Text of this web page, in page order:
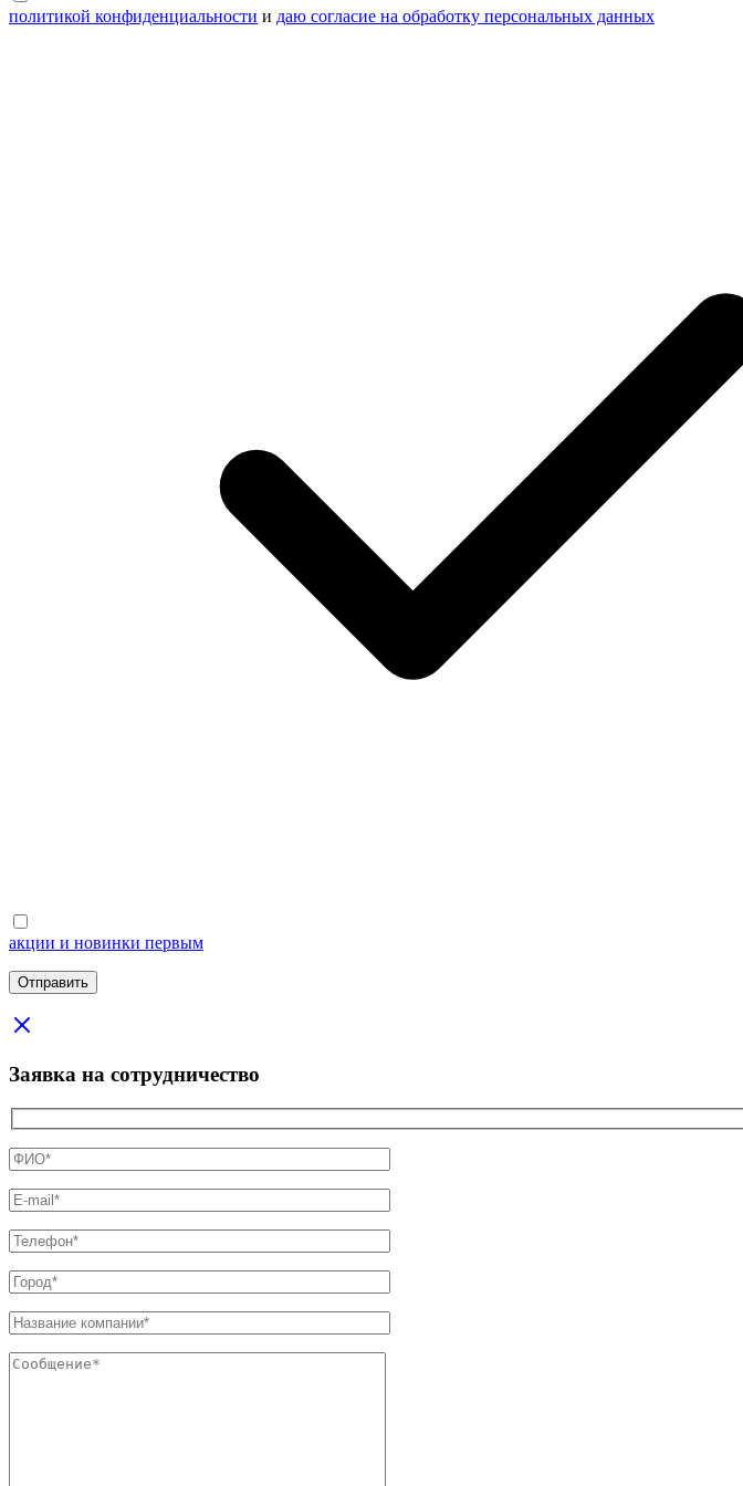
политикой конфиденциальности и даю согласие на обработку персональных данных
акции и новинки первым
Заявка на сотрудничество